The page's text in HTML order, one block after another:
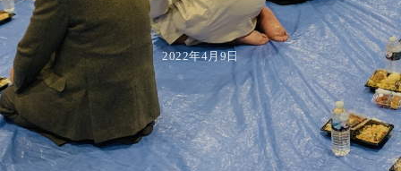
2022年4月9日